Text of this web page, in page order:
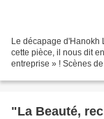
Le décapage d'Hanokh
cette pièce, il nous dit
entreprise » ! Scènes
"La Beauté,